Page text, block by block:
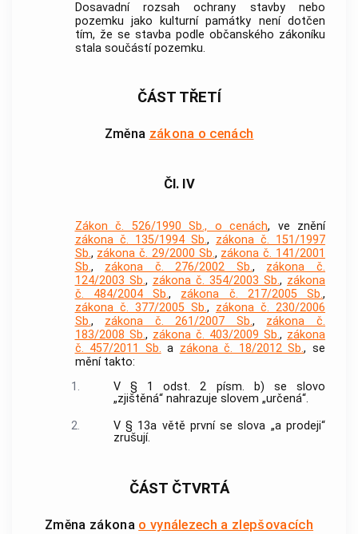
Dosavadní rozsah ochrany stavby nebo
pozemku jako kulturní památky není dotčen
tím, že se stavba podle občanského zákoníku
stala součástí pozemku.
ČÁST TŘETÍ
Změna zákona o cenách
Čl. IV
Zákon č. 526/1990 Sb., o cenách, ve znění
zákona č. 135/1994 Sb., zákona č. 151/1997
Sb., zákona č. 29/2000 Sb., zákona č. 141/2001
Sb., zákona č. 276/2002 Sb., zákona č.
124/2003 Sb., zákona č. 354/2003 Sb., zákona
č. 484/2004 Sb., zákona č. 217/2005 Sb.,
zákona č. 377/2005 Sb., zákona č. 230/2006
Sb., zákona č. 261/2007 Sb., zákona č.
183/2008 Sb., zákona č. 403/2009 Sb., zákona
č. 457/2011 Sb. a zákona č. 18/2012 Sb., se
mění takto:
1.
V § 1 odst. 2 písm. b) se slovo
„zjištěná“ nahrazuje slovem „určená“.
2.
V § 13a větě první se slova „a prodeji“
zrušují.
ČÁST ČTVRTÁ
Změna zákona o vynálezech a zlepšovacích